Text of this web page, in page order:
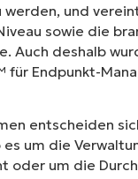
und
sowie die
Auch deshalb
Endpunkt-
entscheiden
um die
oder um die